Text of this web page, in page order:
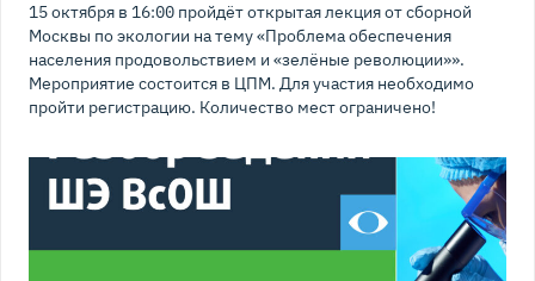
15 октября в 16:00 пройдёт открытая лекция от сборной
Москвы по экологии на тему «Проблема обеспечения
населения продовольствием и «зелёные революции»».
Мероприятие состоится в ЦПМ. Для участия необходимо
пройти регистрацию. Количество мест ограничено!